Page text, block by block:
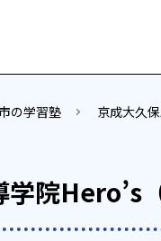
の学習塾 京成大久
学院Hero’s